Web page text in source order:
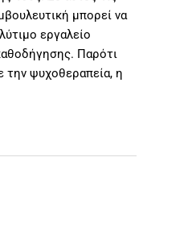
μπορεί να
εργαλείο
Παρότι
την ψυχοθεραπεία, η